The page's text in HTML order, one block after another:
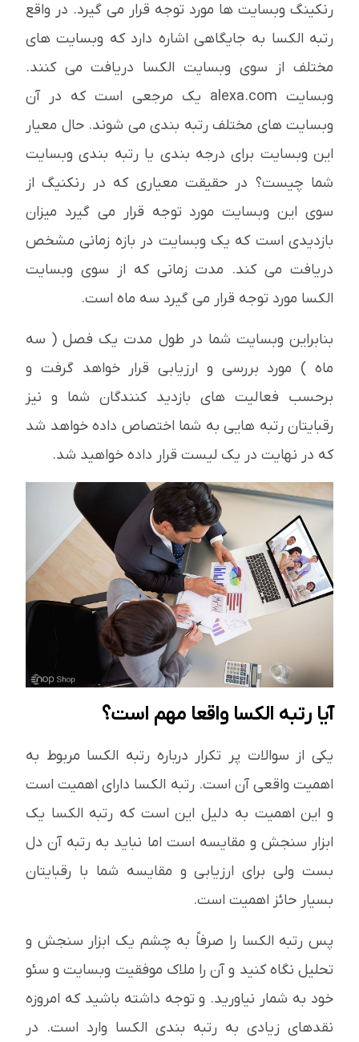
رنکینگ وبسایت ها مورد توجه قرار می گیرد. در واقع
رتبه الکسا به جایگاهی اشاره دارد که وبسایت های
مختلف از سوی وبسایت الکسا دریافت می کنند.
وبسایت alexa.com یک مرجعی است که در آن
وبسایت های مختلف رتبه بندی می شوند. حال معیار
این وبسایت برای درجه بندی یا رتبه بندی وبسایت
شما چیست؟ در حقیقت معیاری که در رنکنیگ از
سوی این وبسایت مورد توجه قرار می گیرد میزان
بازدیدی است که یک وبسایت در بازه زمانی مشخص
دریافت می کند. مدت زمانی که از سوی وبسایت
الکسا مورد توجه قرار می گیرد سه ماه است.
بنابراین وبسایت شما در طول مدت یک فصل ( سه
ماه ) مورد بررسی و ارزیابی قرار خواهد گرفت و
برحسب فعالیت های بازدید کنندگان شما و نیز
رقبایتان رتبه هایی به شما اختصاص داده خواهد شد
که در نهایت در یک لیست قرار داده خواهید شد.
آیا رتبه الکسا واقعا مهم است؟
یکی از سوالات پر تکرار درباره رتبه الکسا مربوط به
اهمیت واقعی آن است. رتبه الکسا دارای اهمیت است
و این اهمیت به دلیل این است که رتبه الکسا یک
ابزار سنجش و مقایسه است اما نباید به رتبه آن دل
بست ولی برای ارزیابی و مقایسه شما با رقبایتان
بسیار حائز اهمیت است.
پس رتبه الکسا را صرفاً به چشم یک ابزار سنجش و
تحلیل نگاه کنید و آن را ملاک موفقیت وبسایت و سئو
خود به شمار نیاورید. و توجه داشته باشید که امروزه
نقدهای زیادی به رتبه بندی الکسا وارد است. در